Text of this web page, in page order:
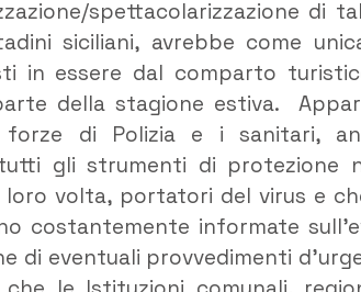
spettacolarizzazione di
siciliani, avrebbe come
in essere dal comparto
della stagione estiva.
di Polizia e i sanitari,
gli strumenti di protezione
volta, portatori del virus e
costantemente informate
di eventuali provvedimenti